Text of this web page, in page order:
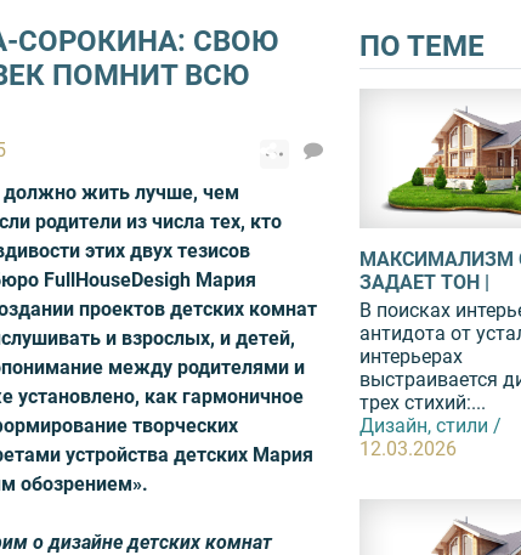
СОРОКИНА: СВОЮ
ПОМНИТ ВСЮ
должно жить лучше, чем
родители из числа тех, кто
этих двух тезисов
FullHouseDesigh Мария
проектов детских комнат
и взрослых, и детей,
между родителями и
установлено, как гармоничное
творческих
устройства детских Мария
обозрением».
о дизайне детских комнат
ПО ТЕМЕ
МАКСИМАЛИЗМ
ЗАДАЕТ ТОН |
В поисках
антидота от
интерьерах
выстраивается
трех стихий:...
Дизайн, стили /
12.03.2026